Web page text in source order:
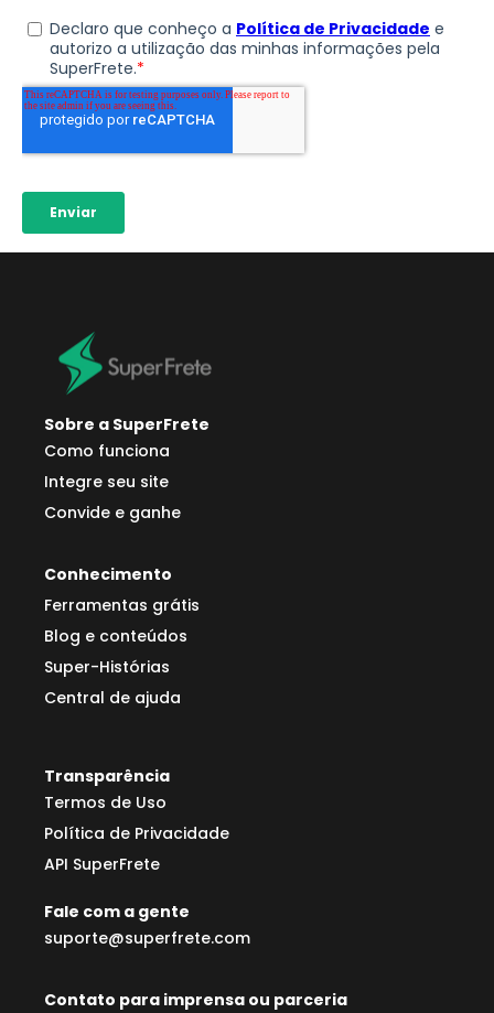
Sobre a SuperFrete
Como funciona
Integre seu site
Convide e ganhe
Conhecimento
Ferramentas grátis
Blog e conteúdos
Super-Histórias
Central de ajuda
Transparência
Termos de Uso
Política de Privacidade
API SuperFrete
Fale com a gente
suporte@superfrete.com
Contato para imprensa ou parceria